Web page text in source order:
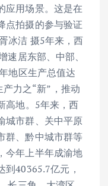
应用场景。这是在
点拍摄的参与验证
冰洁 摄5年来，西
速居东部、中部、
地区生产总值达
力之“新”，推动
高地。5年来，西
城市群、关中平原
群、黔中城市群等
今年上半年成渝地
到40365.7亿元，